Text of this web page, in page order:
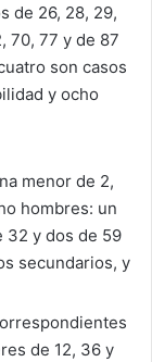
de 26, 28, 29,
70, 77 y de 87
son casos
y ocho
menor de 2,
hombres: un
32 y dos de 59
secundarios, y
de 12, 36 y